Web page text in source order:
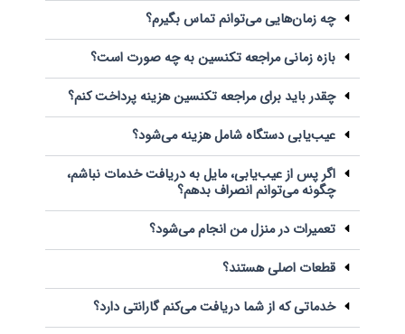
چه زمان‌هایی می‌توانم تماس بگیرم؟
بازه زمانی مراجعه تکنسین به چه صورت است؟
چقدر باید برای مراجعه تکنسین هزینه پرداخت کنم؟
عیب‌یابی دستگاه شامل هزینه می‌شود؟
اگر پس از عیب‌یابی، مایل به دریافت خدمات نباشم،
چگونه می‌توانم انصراف بدهم؟
تعمیرات در منزل من انجام می‌شود؟
قطعات اصلی هستند؟
خدماتی که از شما دریافت می‌کنم گارانتی دارد؟